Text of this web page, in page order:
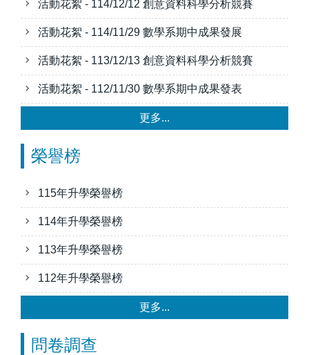
活動花絮 - 114/12/12 創意資料科學分析競賽
活動花絮 - 114/11/29 數學系期中成果發展
活動花絮 - 113/12/13 創意資料科學分析競賽
活動花絮 - 112/11/30 數學系期中成果發表
更多...
榮譽榜
115年升學榮譽榜
114年升學榮譽榜
113年升學榮譽榜
112年升學榮譽榜
更多...
問卷調查